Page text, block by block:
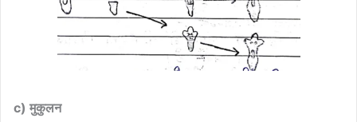
c) मुकुलन